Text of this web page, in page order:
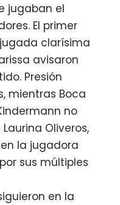
jugaban el
El primer
clarísima
avisaron
Presión
mientras Boca
no
Oliveros,
la jugadora
sus múltiples
en la